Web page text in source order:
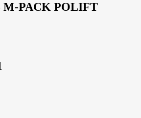
M-PACK POLIFT